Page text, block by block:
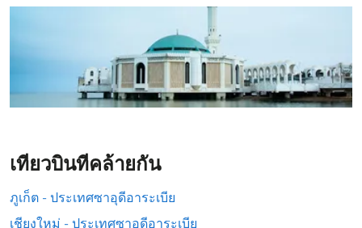
เที่ยวบินที่คล้ายกัน
ภูเก็ต - ประเทศซาอุดีอาระเบีย
เชียงใหม่ - ประเทศซาอุดีอาระเบีย